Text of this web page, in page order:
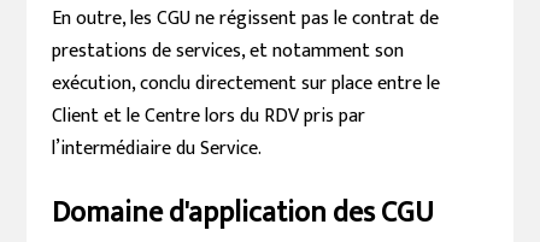
En outre, les CGU ne régissent pas le contrat de
prestations de services, et notamment son
exécution, conclu directement sur place entre le
Client et le Centre lors du RDV pris par
l’intermédiaire du Service.
Domaine d'application des CGU